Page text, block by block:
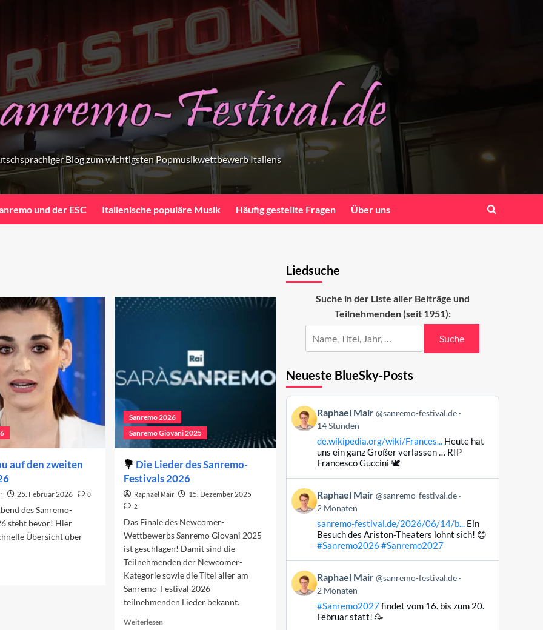
Blog zum wichtigsten Popmusikwettbewerb Italiens
und der ESC Italienische populäre Musik Häufig gestellte Fragen Über uns
auf den zweiten
25. Februar 2026
0
des Sanremo-
steht bevor! Hier
Übersicht über
Sanremo 2026
Sanremo Giovani 2025
Die Lieder des Sanremo-
Festivals 2026
Raphael Mair 15. Dezember 2025
2
Das Finale des Newcomer-
Wettbewerbs Sanremo Giovani 2025
ist geschlagen! Damit sind die
Teilnehmenden der Newcomer-
Kategorie sowie die Titel aller am
Sanremo-Festival 2026
teilnehmenden Lieder bekannt.
WeiterlesenRead
Liedsuche
Suche in der Liste aller Beiträge und
Teilnehmenden (seit 1951):
Suche
Neueste BlueSky-Posts
Beitrag
von
Raphael
Raphael Mair @sanremo-festival.de
14 Stunden
de.wikipedia.org/wiki/Frances...Heute hat
uns ein ganz Großer verlassen … RIP
Francesco Guccini 🕊️
Beitrag
von
Raphael
Raphael Mair @sanremo-festival.de
2 Monaten
sanremo-festival.de/2026/06/14/b...Ein
Besuch des Ariston-Theaters lohnt sich! 😊
#Sanremo2026 #Sanremo2027
Beitrag
von
Raphael
Raphael Mair @sanremo-festival.de
2 Monaten
#Sanremo2027findet vom 16. bis zum 20.
Februar statt! 🥳